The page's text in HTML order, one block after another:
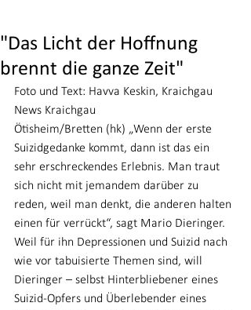
"Das Licht der Hoffnung
brennt die ganze Zeit"
Foto und Text: Havva Keskin, Kraichgau
News Kraichgau
Ötisheim/Bretten (hk) „Wenn der erste
Suizidgedanke kommt, dann ist das ein
sehr erschreckendes Erlebnis. Man traut
sich nicht mit jemandem darüber zu
reden, weil man denkt, die anderen halten
einen für verrückt“, sagt Mario Dieringer.
Weil für ihn Depressionen und Suizid nach
wie vor tabuisierte Themen sind, will
Dieringer – selbst Hinterbliebener eines
Suizid-Opfers und Überlebender eines